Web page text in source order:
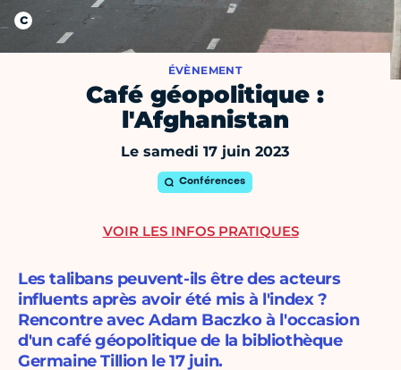
ÉVÈNEMENT
Café géopolitique :
l'Afghanistan
Le samedi 17 juin 2023
Conférences
Les talibans peuvent-ils être des acteurs
influents après avoir été mis à l'index ?
Rencontre avec Adam Baczko à l'occasion
d'un café géopolitique de la bibliothèque
Germaine Tillion le 17 juin.
VOIR LES INFOS PRATIQUES